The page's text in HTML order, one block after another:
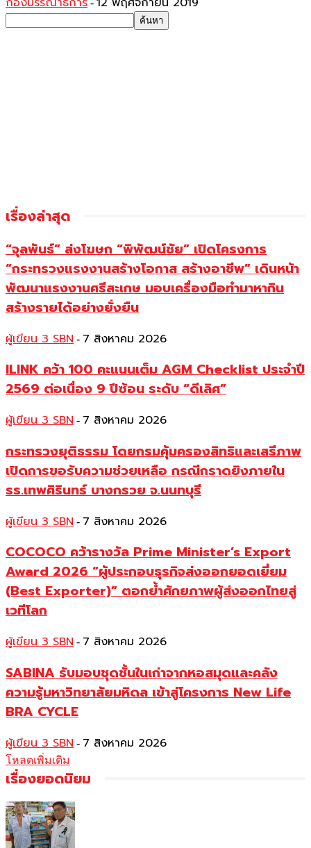
-
เรื่องล่าสุด
“จุลพันธ์” ส่งโฆษก “พิพัฒน์ชัย” เปิดโครงการ
“กระทรวงแรงงานสร้างโอกาส สร้างอาชีพ” เดินหน้า
พัฒนาแรงงานศรีสะเกษ มอบเครื่องมือทำมาหากิน
สร้างรายได้อย่างยั่งยืน
ผู้เขียน 3 SBN - 7 สิงหาคม 2026
ILINK คว้า 100 คะแนนเต็ม AGM Checklist ประจำปี
2569 ต่อเนื่อง 9 ปีซ้อน ระดับ “ดีเลิศ”
ผู้เขียน 3 SBN - 7 สิงหาคม 2026
กระทรวงยุติธรรม โดยกรมคุ้มครองสิทธิและเสรีภาพ
เปิดการขอรับความช่วยเหลือ กรณีกราดยิงภายใน
รร.เทพศิรินทร์ บางกรวย จ.นนทบุรี
ผู้เขียน 3 SBN - 7 สิงหาคม 2026
COCOCO คว้ารางวัล Prime Minister’s Export
Award 2026 “ผู้ประกอบธุรกิจส่งออกยอดเยี่ยม
(Best Exporter)” ตอกย้ำศักยภาพผู้ส่งออกไทยสู่
เวทีโลก
ผู้เขียน 3 SBN - 7 สิงหาคม 2026
SABINA รับมอบชุดชั้นในเก่าจากหอสมุดและคลัง
ความรู้มหาวิทยาลัยมหิดล เข้าสู่โครงการ New Life
BRA CYCLE
ผู้เขียน 3 SBN - 7 สิงหาคม 2026
โหลดเพิ่มเติม
เรื่องยอดนิยม